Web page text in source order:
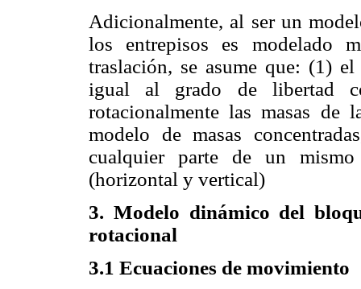
Adicionalmente, al ser un
los entrepisos es modelado
traslación, se asume que: (1)
igual al grado de libertad
rotacionalmente las masas de
modelo de masas
cualquier parte de un
(horizontal y vertical)
3. Modelo dinámico del
rotacional
3.1 Ecuaciones de movimiento